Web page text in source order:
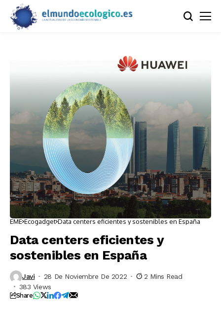
EME Ecogadget Data centers eficientes y sostenibles en España
Data centers eficientes y
sostenibles en España
Javi 28 De Noviembre De 2022
2 Mins Read
383 Views
Share